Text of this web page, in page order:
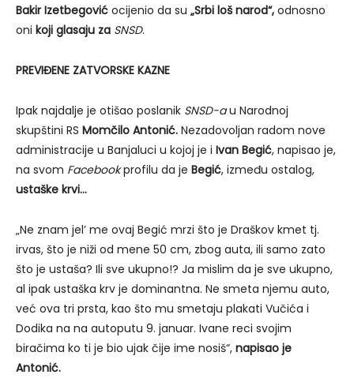
Bakir Izetbegović ocijenio da su „Srbi loš narod“, odnosno
oni koji glasaju za SNSD.
PREVIĐENE ZATVORSKE KAZNE
Ipak najdalje je otišao poslanik SNSD-au Narodnoj
skupštini RS Momčilo Antonić. Nezadovoljan radom nove
administracije u Banjaluci u kojoj je i Ivan Begić, napisao je,
na svom Facebookprofilu da je Begić, između ostalog,
ustaške krvi…
„Ne znam jel’ me ovaj Begić mrzi što je Draškov kmet tj.
irvas, što je niži od mene 50 cm, zbog auta, ili samo zato
što je ustaša? Ili sve ukupno!? Ja mislim da je sve ukupno,
al ipak ustaška krv je dominantna. Ne smeta njemu auto,
već ova tri prsta, kao što mu smetaju plakati Vučića i
Dodika na na autoputu 9. januar. Ivane reci svojim
biračima ko ti je bio ujak čije ime nosiš“, napisao je
Antonić.